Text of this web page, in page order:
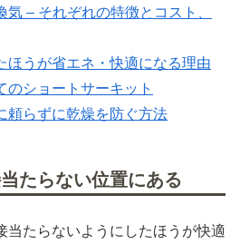
– それぞれの特徴とコスト、
ほうが省エネ・快適になる理由
のショートサーキット
頼らずに乾燥を防ぐ方法
たらない位置にある
当たらないようにしたほうが快適